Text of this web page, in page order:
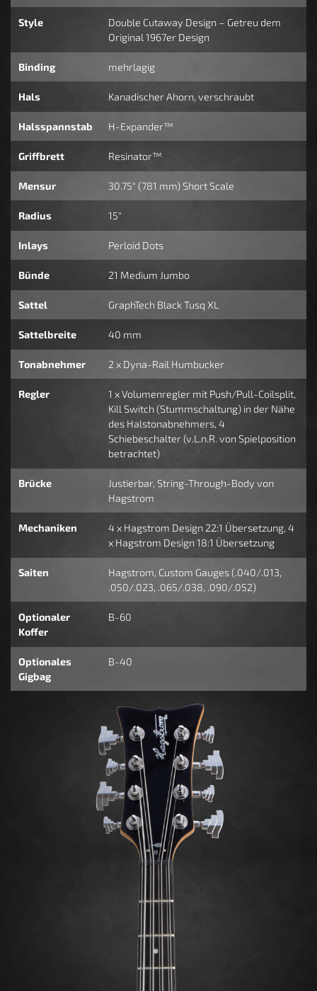
Style
Double Cutaway Design – Getreu dem
Original 1967er Design
Binding mehrlagig
Hals Kanadischer Ahorn, verschraubt
Halsspannstab H-Expander™
Griffbrett Resinator™
Mensur 30.75" (781 mm) Short Scale
Radius 15"
Inlays Perloid Dots
Bünde 21 Medium Jumbo
Sattel GraphTech Black Tusq XL
Sattelbreite 40 mm
Tonabnehmer 2 x Dyna-Rail Humbucker
Regler
1 x Volumenregler mit Push/Pull-Coilsplit,
Kill Switch (Stummschaltung) in der Nähe
des Halstonabnehmers, 4
Schiebeschalter (v.L.n.R. von Spielposition
betrachtet)
Brücke
Justierbar, String-Through-Body von
Hagstrom
Mechaniken
4 x Hagstrom Design 22:1 Übersetzung, 4
x Hagstrom Design 18:1 Übersetzung
Saiten
Hagstrom, Custom Gauges (.040/.013,
.050/.023, .065/.038, .090/.052)
Optionaler
Koffer
B-60
Optionales
Gigbag
B-40